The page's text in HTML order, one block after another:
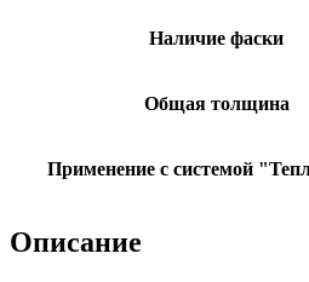
Наличие фаски
Общая толщина
Применение с системой
Описание